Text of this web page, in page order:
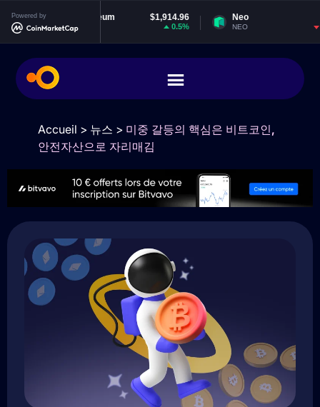
Powered byEthereum $1,914.96
ETH
Neo
Accueil > 뉴스 > 미중 갈등의 핵심은 비트코인,
안전자산으로 자리매김